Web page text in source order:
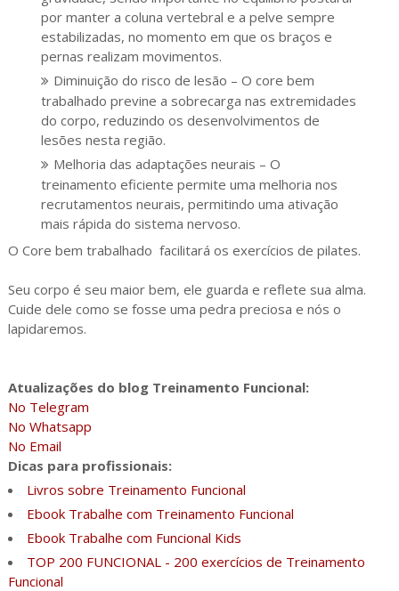
por manter a coluna vertebral e a pelve sempre
estabilizadas, no momento em que os braços e
pernas realizam movimentos.
Diminuição do risco de lesão – O core bem
trabalhado previne a sobrecarga nas extremidades
do corpo, reduzindo os desenvolvimentos de
lesões nesta região.
Melhoria das adaptações neurais – O
treinamento eficiente permite uma melhoria nos
recrutamentos neurais, permitindo uma ativação
mais rápida do sistema nervoso.
O Core bem trabalhado facilitará os exercícios de pilates.
Seu corpo é seu maior bem, ele guarda e reflete sua alma.
Cuide dele como se fosse uma pedra preciosa e nós o
lapidaremos.
Atualizações do blog Treinamento Funcional:
No Telegram
No Whatsapp
No Email
Dicas para profissionais:
Livros sobre Treinamento Funcional
Ebook Trabalhe com Treinamento Funcional
Ebook Trabalhe com Funcional Kids
TOP 200 FUNCIONAL - 200 exercícios de Treinamento
Funcional